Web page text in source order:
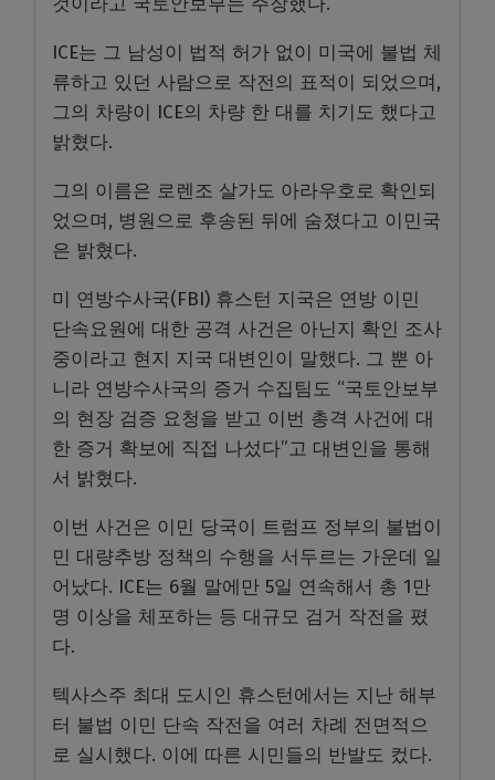
ICE는 그 남성이 법적 허가 없이 미국에 불법 체
류하고 있던 사람으로 작전의 표적이 되었으며,
그의 차량이 ICE의 차량 한 대를 치기도 했다고
밝혔다.
그의 이름은 로렌조 살가도 아라우호로 확인되
었으며, 병원으로 후송된 뒤에 숨졌다고 이민국
은 밝혔다.
미 연방수사국(FBI) 휴스턴 지국은 연방 이민
단속요원에 대한 공격 사건은 아닌지 확인 조사
중이라고 현지 지국 대변인이 말했다. 그 뿐 아
니라 연방수사국의 증거 수집팀도 “국토안보부
의 현장 검증 요청을 받고 이번 총격 사건에 대
한 증거 확보에 직접 나섰다”고 대변인을 통해
서 밝혔다.
이번 사건은 이민 당국이 트럼프 정부의 불법이
민 대량추방 정책의 수행을 서두르는 가운데 일
어났다. ICE는 6월 말에만 5일 연속해서 총 1만
명 이상을 체포하는 등 대규모 검거 작전을 폈
다.
텍사스주 최대 도시인 휴스턴에서는 지난 해부
터 불법 이민 단속 작전을 여러 차례 전면적으
로 실시했다. 이에 따른 시민들의 반발도 컸다.